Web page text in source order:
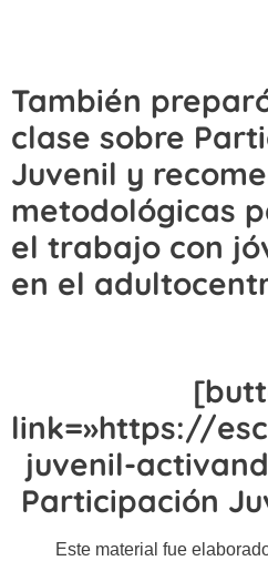
También
clase sobre
Juvenil y
metodológicas
el trabajo con
en el
link=»https://
juvenil-
Participación
Este material fue